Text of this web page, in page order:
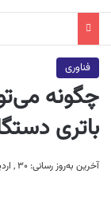
فناوری
چگونه
باتری
آخرین به‌روز رسانی: ۳۰ , اردیبهشت ۱۳۹۳